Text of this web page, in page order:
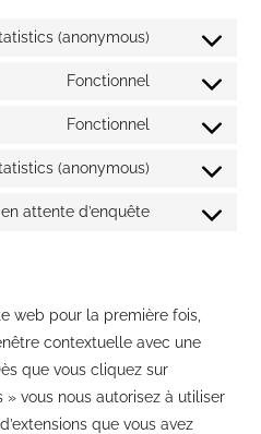
(anonymous)
Consent
elementor
Fonctionnel
Consent
wordpress
Fonctionnel
Consent
wpml
(anonymous)
Consent
attente d’enquête
Consent
divers
web pour la première fois,
contextuelle avec une
que vous cliquez sur
vous nous autorisez à utiliser
que vous avez